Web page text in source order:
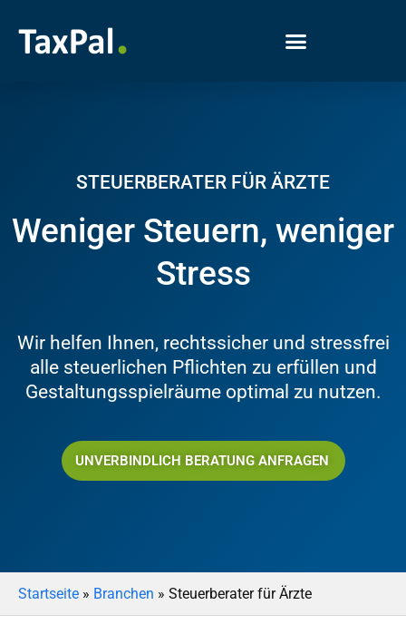
STEUERBERATER FÜR ÄRZTE
Weniger Steuern, weniger
Stress
Wir helfen Ihnen, rechtssicher und stressfrei
alle steuerlichen Pflichten zu erfüllen und
Gestaltungsspielräume optimal zu nutzen.
UNVERBINDLICH BERATUNG ANFRAGEN
Startseite » Branchen » Steuerberater für Ärzte